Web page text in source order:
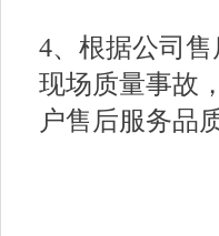
4、根据公司
现场质量事故
户售后服务品